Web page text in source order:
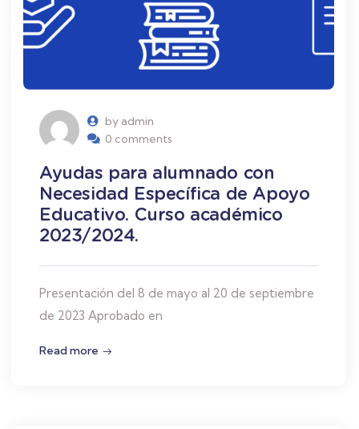
by admin
0 comments
Ayudas para alumnado con
Necesidad Específica de Apoyo
Educativo. Curso académico
2023/2024.
Presentación del 8 de mayo al 20 de septiembre
de 2023 Aprobado en
Read more